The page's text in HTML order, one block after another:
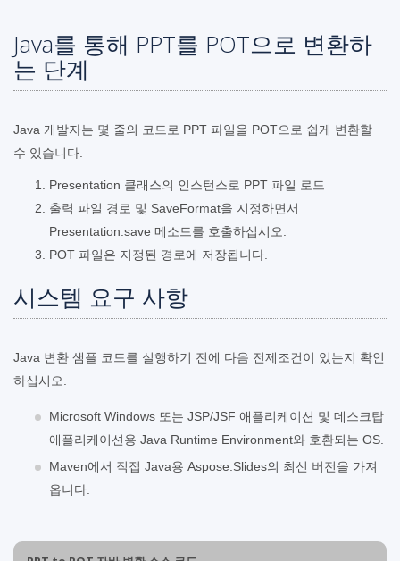
Java를 통해 PPT를 POT으로 변환하
는 단계
Java 개발자는 몇 줄의 코드로 PPT 파일을 POT으로 쉽게 변환할
수 있습니다.
Presentation 클래스의 인스턴스로 PPT 파일 로드
출력 파일 경로 및 SaveFormat을 지정하면서
Presentation.save 메소드를 호출하십시오.
POT 파일은 지정된 경로에 저장됩니다.
시스템 요구 사항
Java 변환 샘플 코드를 실행하기 전에 다음 전제조건이 있는지 확인
하십시오.
Microsoft Windows 또는 JSP/JSF 애플리케이션 및 데스크탑
애플리케이션용 Java Runtime Environment와 호환되는 OS.
Maven에서 직접 Java용 Aspose.Slides의 최신 버전을 가져
옵니다.